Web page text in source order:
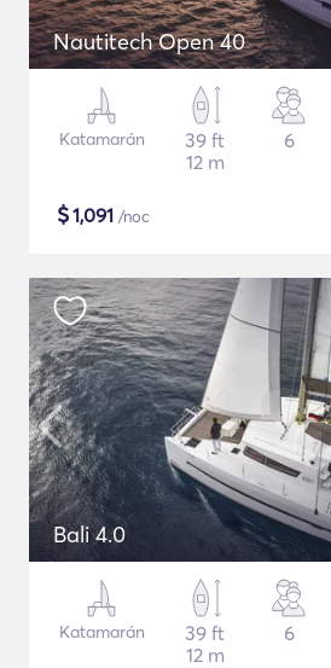
Nautitech Open 40
Katamarán
39 ft
12 m
6
$1,091 /noc
Bali 4.0
Katamarán
39 ft
12 m
6